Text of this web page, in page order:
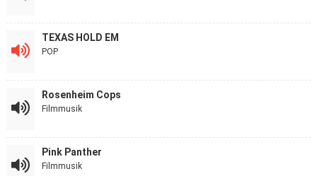
TEXAS HOLD EM
POP
Rosenheim Cops
Filmmusik
Pink Panther
Filmmusik